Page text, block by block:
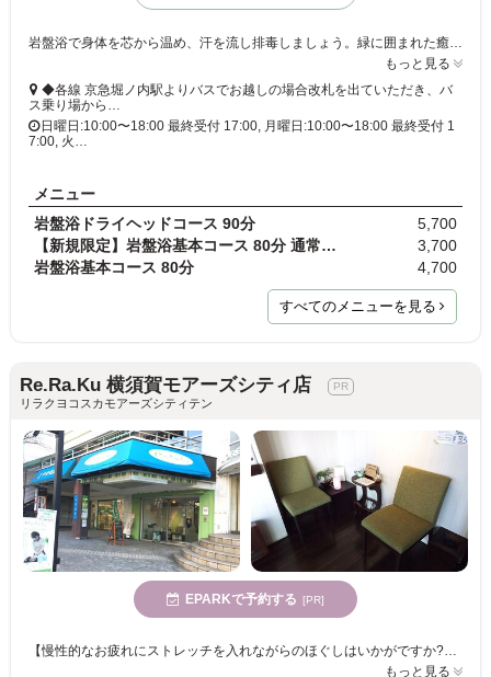
岩盤浴で身体を芯から温め、汗を流し排毒しましょう。緑に囲まれた癒しの空間で、心身ともに癒される特別なひと時をお過ごしください。岩盤浴とアロマタッチトリートメントのセットを是非お試しください。
もっと見る
◆各線 京急堀ノ内駅よりバスでお越しの場合改札を出ていただき、バ
ス乗り場から…
日曜日:10:00〜18:00 最終受付 17:00, 月曜日:10:00〜18:00 最終受付 1
7:00, 火…
メニュー
岩盤浴ドライヘッドコース 90分
5,700
【新規限定】岩盤浴基本コース 80分 通常料金4,700円
3,700
岩盤浴基本コース 80分
4,700
すべてのメニューを見る
Re.Ra.Ku 横須賀モアーズシティ店
リラクヨコスカモアーズシティテン
EPARKで予約する [PR]
【慢性的なお疲れにストレッチを入れながらのほぐしはいかがですか?】当日のご予約もできます○ Re.Ra.Ku横須賀モアーズシティ店では肩甲骨に着目し、健康的なお身体づくりのお手伝いをいたします
もっと見る